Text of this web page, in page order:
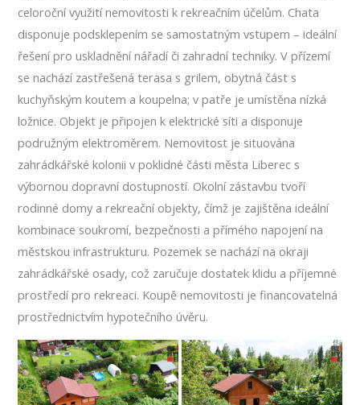
celoroční využití nemovitosti k rekreačním účelům. Chata
disponuje podsklepením se samostatným vstupem – ideální
řešení pro uskladnění nářadí či zahradní techniky. V přízemí
se nachází zastřešená terasa s grilem, obytná část s
kuchyňským koutem a koupelna; v patře je umístěna nízká
ložnice. Objekt je připojen k elektrické síti a disponuje
podružným elektroměrem. Nemovitost je situována
zahrádkářské kolonii v poklidné části města Liberec s
výbornou dopravní dostupností. Okolní zástavbu tvoří
rodinné domy a rekreační objekty, čímž je zajištěna ideální
kombinace soukromí, bezpečnosti a přímého napojení na
městskou infrastrukturu. Pozemek se nachází na okraji
zahrádkářské osady, což zaručuje dostatek klidu a příjemné
prostředí pro rekreaci. Koupě nemovitosti je financovatelná
prostřednictvím hypotečního úvěru.